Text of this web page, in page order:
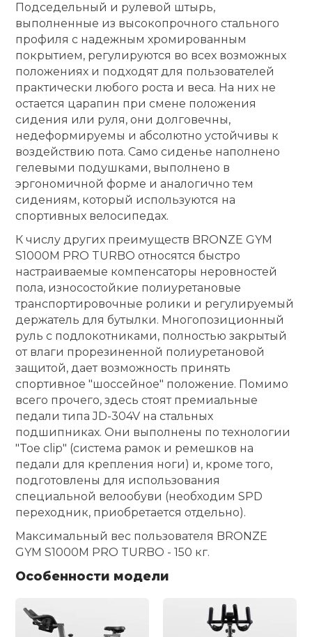
Подседельный и рулевой штырь,
выполненные из высокопрочного стального
профиля с надежным хромированным
покрытием, регулируются во всех возможных
положениях и подходят для пользователей
практически любого роста и веса. На них не
остается царапин при смене положения
сидения или руля, они долговечны,
недеформируемы и абсолютно устойчивы к
воздействию пота. Само сиденье наполнено
гелевыми подушками, выполнено в
эргономичной форме и аналогично тем
сидениям, который используются на
спортивных велосипедах.
К числу других преимуществ BRONZE GYM
S1000M PRO TURBO относятся быстро
настраиваемые компенсаторы неровностей
пола, износостойкие полиуретановые
транспортировочные ролики и регулируемый
держатель для бутылки. Многопозиционный
руль с подлокотниками, полностью закрытый
от влаги прорезиненной полиуретановой
защитой, дает возможность принять
спортивное "шоссейное" положение. Помимо
всего прочего, здесь стоят премиальные
педали типа JD-304V на стальных
подшипниках. Они выполнены по технологии
"Toe clip" (система рамок и ремешков на
педали для крепления ноги) и, кроме того,
подготовлены для использования
специальной велообуви (необходим SPD
переходник, приобретается отдельно).
Максимальный вес пользователя BRONZE
GYM S1000M PRO TURBO - 150 кг.
Особенности модели